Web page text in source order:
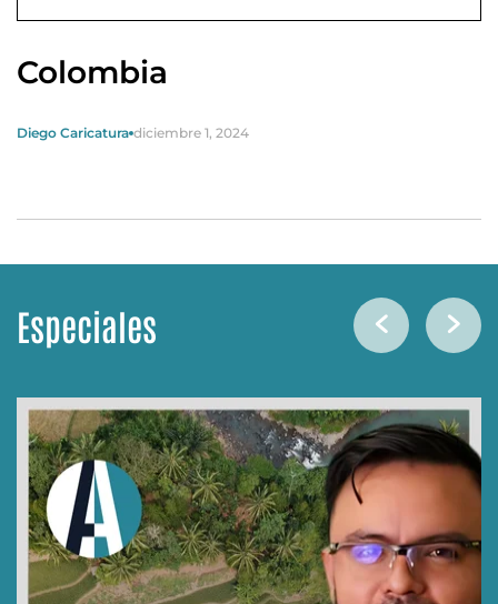
Colombia
Diego Caricatura diciembre 1, 2024
Especiales